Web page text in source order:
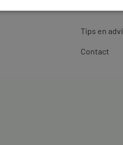
Tips en
Contact